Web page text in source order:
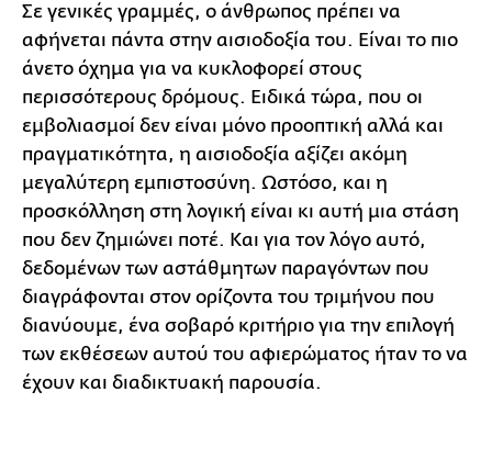
Σε γενικές γραμμές, ο άνθρωπος πρέπει να
αφήνεται πάντα στην αισιοδοξία του. Είναι το πιο
άνετο όχημα για να κυκλοφορεί στους
περισσότερους δρόμους. Ειδικά τώρα, που οι
εμβολιασμοί δεν είναι μόνο προοπτική αλλά και
πραγματικότητα, η αισιοδοξία αξίζει ακόμη
μεγαλύτερη εμπιστοσύνη. Ωστόσο, και η
προσκόλληση στη λογική είναι κι αυτή μια στάση
που δεν ζημιώνει ποτέ. Και για τον λόγο αυτό,
δεδομένων των αστάθμητων παραγόντων που
διαγράφονται στον ορίζοντα του τριμήνου που
διανύουμε, ένα σοβαρό κριτήριο για την επιλογή
των εκθέσεων αυτού του αφιερώματος ήταν το να
έχουν και διαδικτυακή παρουσία.